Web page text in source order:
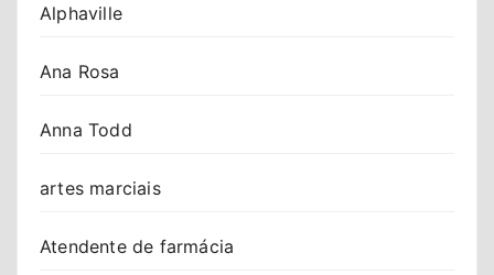
Alphaville
Ana Rosa
Anna Todd
artes marciais
Atendente de farmácia